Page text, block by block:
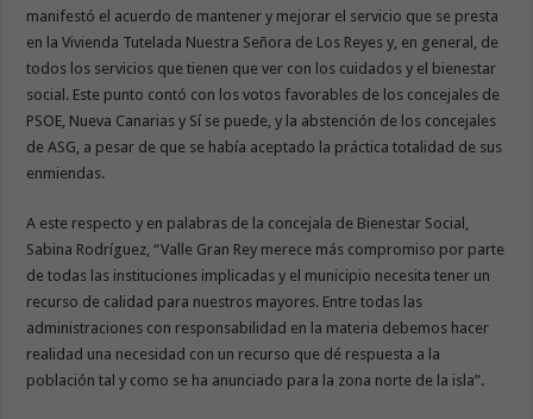
manifestó el acuerdo de mantener y mejorar el servicio que se presta
en la Vivienda Tutelada Nuestra Señora de Los Reyes y, en general, de
todos los servicios que tienen que ver con los cuidados y el bienestar
social. Este punto contó con los votos favorables de los concejales de
PSOE, Nueva Canarias y Sí se puede, y la abstención de los concejales
de ASG, a pesar de que se había aceptado la práctica totalidad de sus
enmiendas.
A este respecto y en palabras de la concejala de Bienestar Social,
Sabina Rodríguez, “Valle Gran Rey merece más compromiso por parte
de todas las instituciones implicadas y el municipio necesita tener un
recurso de calidad para nuestros mayores. Entre todas las
administraciones con responsabilidad en la materia debemos hacer
realidad una necesidad con un recurso que dé respuesta a la
población tal y como se ha anunciado para la zona norte de la isla”.